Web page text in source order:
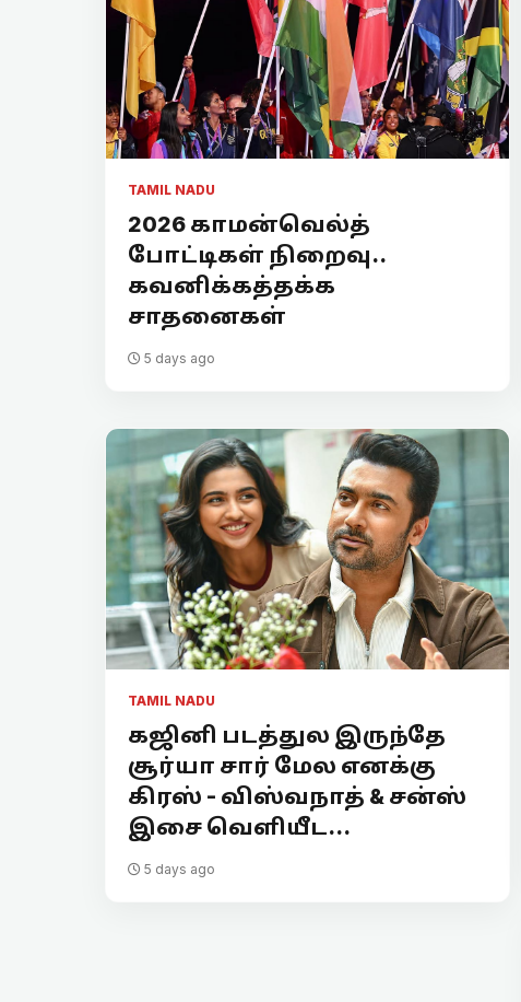
TAMIL NADU
2026 காமன்வெல்த்
போட்டிகள் நிறைவு..
கவனிக்கத்தக்க
சாதனைகள்
5 days ago
TAMIL NADU
கஜினி படத்துல இருந்தே
சூர்யா சார் மேல எனக்கு
கிரஸ் - விஸ்வநாத் & சன்ஸ்
இசை வெளியீட...
5 days ago